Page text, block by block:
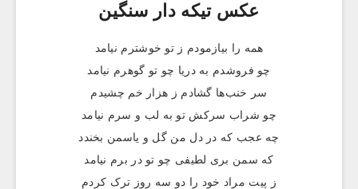
عکس تیکه دار سنگین
همه را بیازمودم ز تو خوشترم نیامد
چو فروشدم به دریا چو تو گوهرم نیامد
سر خنب‌ها گشادم ز هزار خم چشیدم
چو شراب سرکش تو به لب و سرم نیامد
چه عجب که در دل من گل و یاسمن بخندد
که سمن بری لطیفی چو تو در برم نیامد
ز پیت مراد خود را دو سه روز ترک کردم